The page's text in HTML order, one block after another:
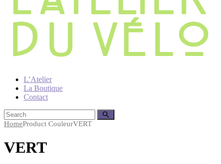
L’Atelier
La Boutique
Contact
HomeProduct CouleurVERT
VERT